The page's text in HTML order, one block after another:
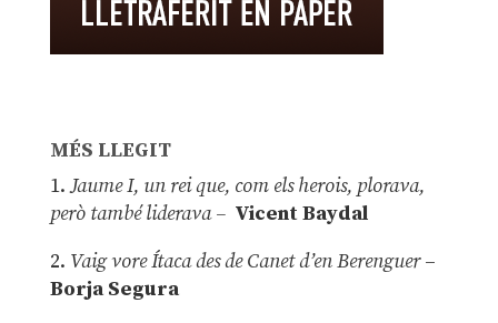
MÉS LLEGIT
1.Jaume I, un rei que, com els herois, plorava,
però també liderava – Vicent Baydal
2. Vaig vore Ítaca des de Canet d’en Berenguer–
Borja Segura